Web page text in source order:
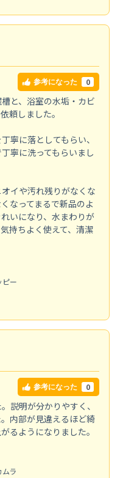
参考になった 0
と、浴室の水垢・カビ
頼しました。
寧に落としてもらい、
寧に洗ってもらいまし
イや汚れ残りがなくな
なってまるで新品のよ
いになり、水まわりが
持ちよく使えて、清潔
ピー
参考になった 0
説明が分かりやすく、
内部が見違えるほど綺
るようになりました。
ラ